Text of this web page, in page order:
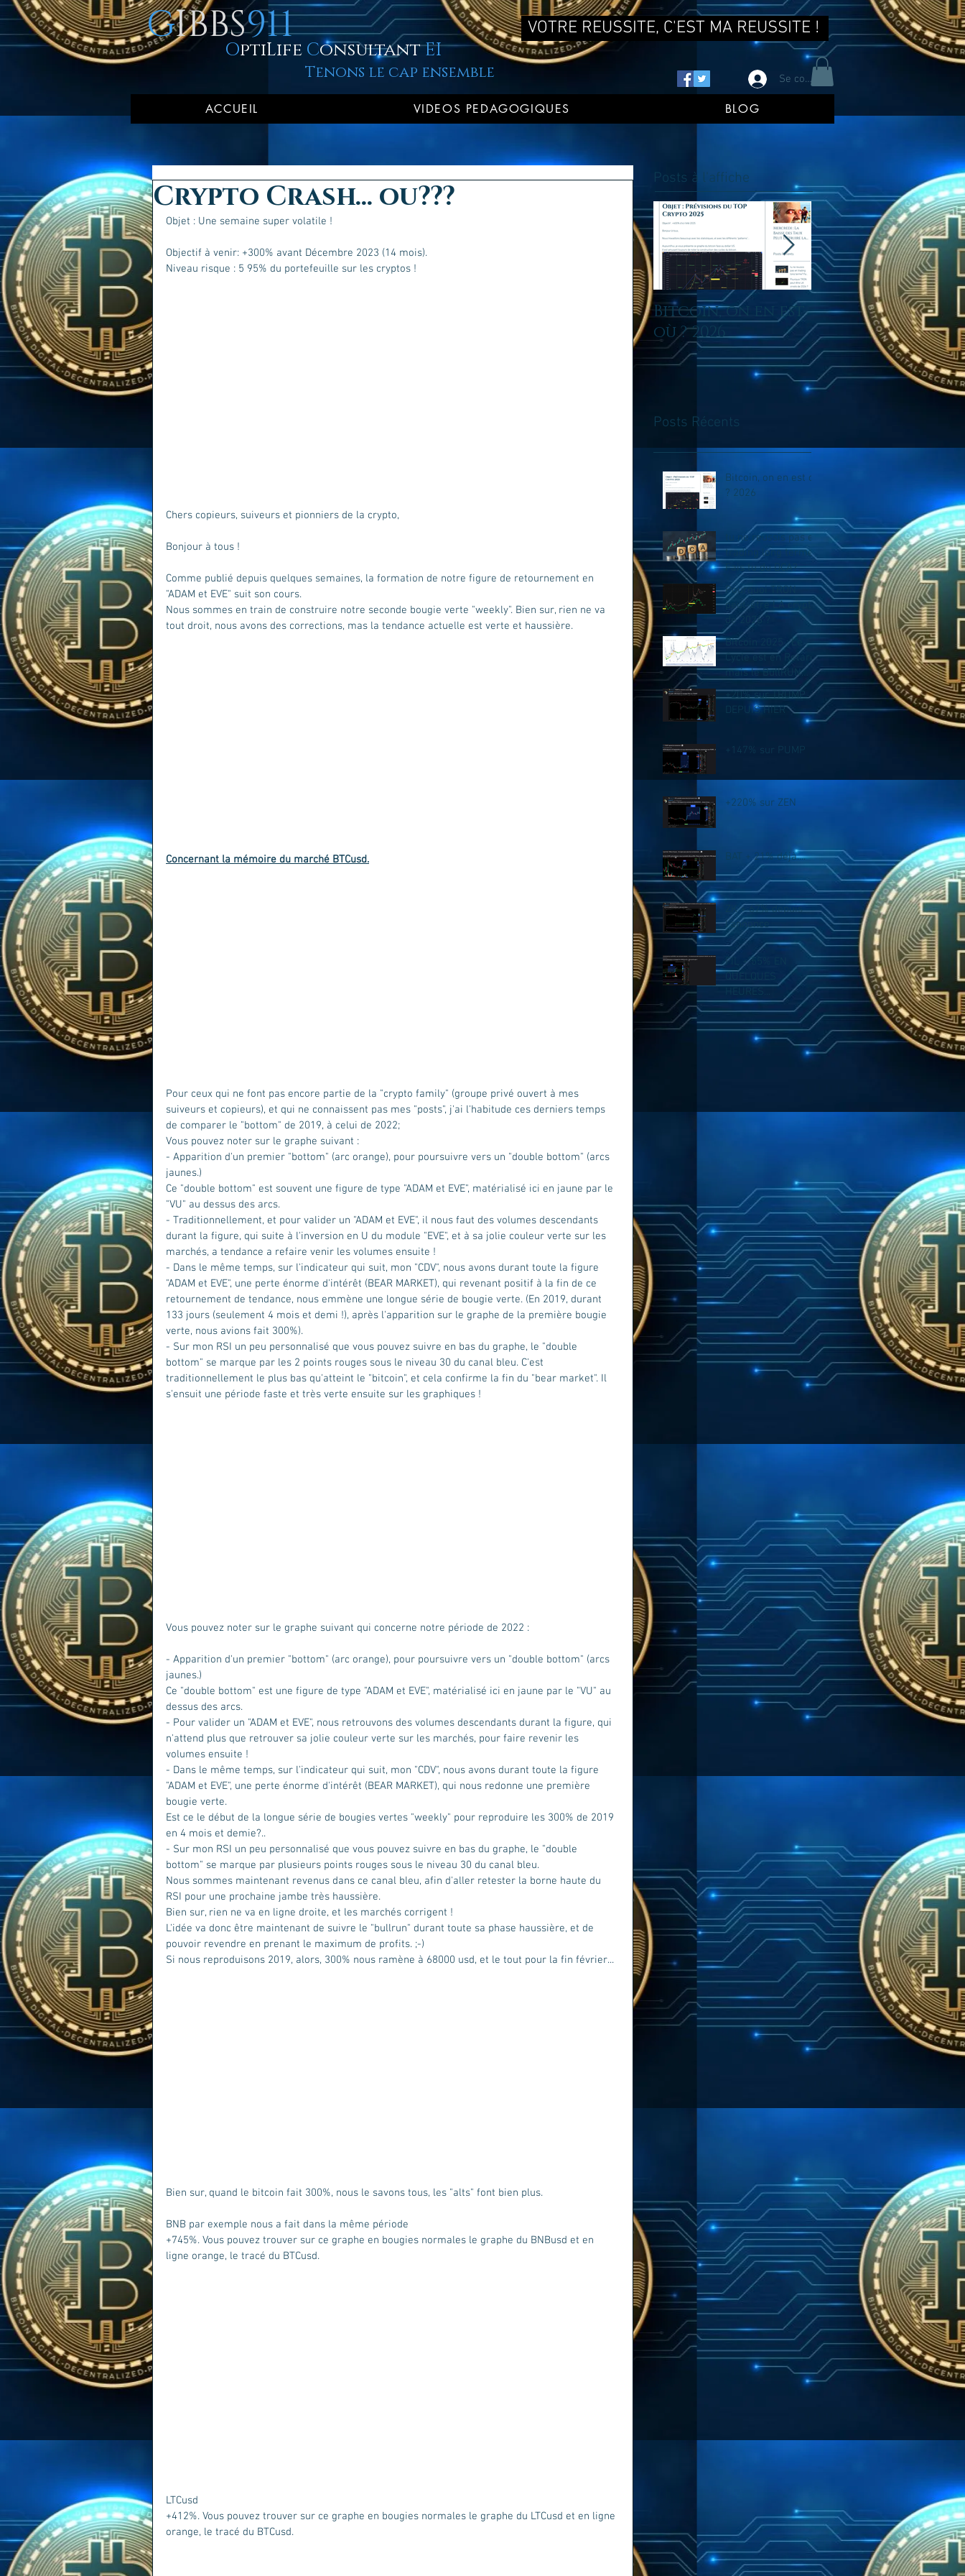
GIBBS911
OptiLife ConsultantEI
VOTRE REUSSITE, C'EST MA REUSSITE !
Tenons le cap ensemble Se connecter
ACCUEIL VIDEOS PEDAGOGIQUES BLOG
Crypto Crash... ou???
Objet : Une semaine super volatile !
Objectif à venir: +300% avant Décembre 2023 (14 mois).
Niveau risque : 5 95% du portefeuille sur les cryptos !
Chers copieurs, suiveurs et pionniers de la crypto,
Bonjour à tous !
Comme publié depuis quelques semaines, la formation de notre figure de retournement en
"ADAM et EVE" suit son cours.
Nous sommes en train de construire notre seconde bougie verte "weekly". Bien sur, rien ne va
tout droit, nous avons des corrections, mas la tendance actuelle est verte et haussière.
Concernant la mémoire du marché BTCusd.
Pour ceux qui ne font pas encore partie de la "crypto family" (groupe privé ouvert à mes
suiveurs et copieurs), et qui ne connaissent pas mes "posts", j'ai l'habitude ces derniers temps
de comparer le "bottom" de 2019, à celui de 2022;
Vous pouvez noter sur le graphe suivant :
- Apparition d'un premier "bottom" (arc orange), pour poursuivre vers un "double bottom" (arcs
jaunes.)
Ce "double bottom" est souvent une figure de type "ADAM et EVE", matérialisé ici en jaune par le
"VU" au dessus des arcs.
- Traditionnellement, et pour valider un "ADAM et EVE", il nous faut des volumes descendants
durant la figure, qui suite à l'inversion en U du module "EVE", et à sa jolie couleur verte sur les
marchés, a tendance a refaire venir les volumes ensuite !
- Dans le même temps, sur l'indicateur qui suit, mon "CDV", nous avons durant toute la figure
"ADAM et EVE", une perte énorme d'intérêt (BEAR MARKET), qui revenant positif à la fin de ce
retournement de tendance, nous emmène une longue série de bougie verte. (En 2019, durant
133 jours (seulement 4 mois et demi !), après l'apparition sur le graphe de la première bougie
verte, nous avions fait 300%).
- Sur mon RSI un peu personnalisé que vous pouvez suivre en bas du graphe, le "double
bottom" se marque par les 2 points rouges sous le niveau 30 du canal bleu. C'est
traditionnellement le plus bas qu'atteint le "bitcoin", et cela confirme la fin du "bear market". Il
s'ensuit une période faste et très verte ensuite sur les graphiques !
Vous pouvez noter sur le graphe suivant qui concerne notre période de 2022 :
- Apparition d'un premier "bottom" (arc orange), pour poursuivre vers un "double bottom" (arcs
jaunes.)
Ce "double bottom" est une figure de type "ADAM et EVE", matérialisé ici en jaune par le "VU" au
dessus des arcs.
- Pour valider un "ADAM et EVE", nous retrouvons des volumes descendants durant la figure, qui
n'attend plus que retrouver sa jolie couleur verte sur les marchés, pour faire revenir les
volumes ensuite !
- Dans le même temps, sur l'indicateur qui suit, mon "CDV", nous avons durant toute la figure
"ADAM et EVE", une perte énorme d'intérêt (BEAR MARKET), qui nous redonne une première
bougie verte.
Est ce le début de la longue série de bougies vertes "weekly" pour reproduire les 300% de 2019
en 4 mois et demie?..
- Sur mon RSI un peu personnalisé que vous pouvez suivre en bas du graphe, le "double
bottom" se marque par plusieurs points rouges sous le niveau 30 du canal bleu.
Nous sommes maintenant revenus dans ce canal bleu, afin d'aller retester la borne haute du
RSI pour une prochaine jambe très haussière.
Bien sur, rien ne va en ligne droite, et les marchés corrigent !
L'idée va donc être maintenant de suivre le "bullrun" durant toute sa phase haussière, et de
pouvoir revendre en prenant le maximum de profits. ;-)
Si nous reproduisons 2019, alors, 300% nous ramène à 68000 usd, et le tout pour la fin février...
Bien sur, quand le bitcoin fait 300%, nous le savons tous, les "alts" font bien plus.
BNB par exemple nous a fait dans la même période
+745%. Vous pouvez trouver sur ce graphe en bougies normales le graphe du BNBusd et en
ligne orange, le tracé du BTCusd.
LTCusd
+412%. Vous pouvez trouver sur ce graphe en bougies normales le graphe du LTCusd et en ligne
orange, le tracé du BTCusd.
Posts à l'affiche
Bitcoin, on en est
où ? 2026
tu ne reussis pas
en trading long
terme? Fais tu du
DCA?
Posts Récents
Bitcoin, on en est où
? 2026
tu ne reussis pas en
trading long terme?
Fais tu du DCA?
Pourquoi TRON
peut-être LA crypto
de 2026 ?
Bitcoin 2025 : Le
Cycle est en Retard,
mais le BullRUN
n’est PAS fini !
+20% sur TRUMP
DEPUIS HIER
+147% sur PUMP
+220% sur ZEN
BAT + 21% déjà....
ZK + 67% depuis
l'annonce
FIL + 55% EN